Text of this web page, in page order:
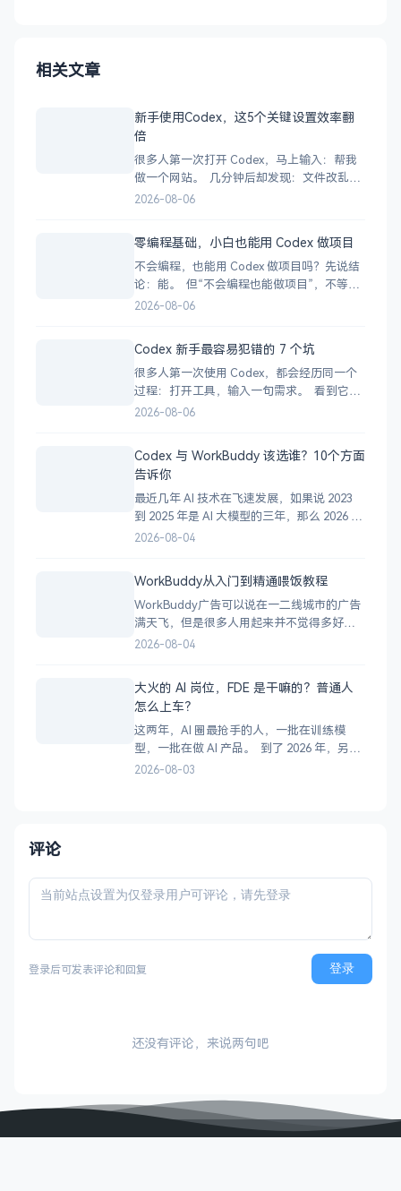
相关文章
新手使用Codex，这5个关键设置效率翻
倍
很多人第一次打开 Codex，马上输入：帮我
做一个网站。 几分钟后却发现：文件改乱
了、依赖装错了、运行不了，甚至不知道
里工作、可以做什么、不能做什么，以及怎
样才算完成。 所以，在正式干
2026-08-06
零编程基础，小白也能用 Codex 做项目
不会编程，也能用 Codex 做项目吗？先说结
论：能。 但“不会编程也能做项目”，不等
于：输入一句话，Codex 就会自动生成一个
验收。 过去，想做一个网站或小工具，往往
要先学很久编程。 现在，你可
2026-08-06
Codex 新手最容易犯错的 7 个坑
很多人第一次使用 Codex，都会经历同一个
过程：打开工具，输入一句需求。 看到它开
始疯狂修改文件，感觉自己马上就要做出一
问题出在哪里。 这不一定是 Codex 不够强，
很多时候，是你的使用方式有问题。
2026-08-06
Codex 与 WorkBuddy 该选谁？10个方面
告诉你
最近几年 AI 技术在飞速发展，如果说 2023
到 2025 年是 AI 大模型的三年，那么 2026 年
毫无疑问是 AI 智能体的一年。 许多人在学习
WorkBuddy，我到底该选哪一个？” 一、
2026-08-04
WorkBuddy从入门到精通喂饭教程
WorkBuddy广告可以说在一二线城市的广告
满天飞，但是很多人用起来并不觉得多好
用，甚至WorkBuddy使用量不到百分之五，
WorkBuddy到底能干什么？怎么用好
WorkBuddy。 第1章 WorkBu
2026-08-04
大火的 AI 岗位，FDE 是干嘛的？普通人
怎么上车？
这两年，AI 圈最抢手的人，一批在训练模
型，一批在做 AI 产品。 到了 2026 年，另一
个岗位突然冲了出来：FDE。 它的全称是
2026-08-03
评论
登录后可发表评论和回复 登录
还没有评论，来说两句吧